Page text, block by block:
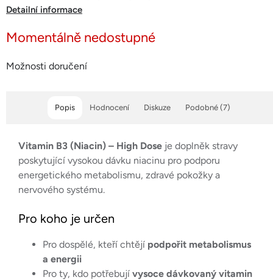
Momentálně nedostupné
Možnosti doručení
Detailní informace
Popis Podobné (7)
Hodnocení Diskuze
Vitamin B3 (Niacin) – High Dose je doplněk stravy
poskytující vysokou dávku niacinu pro podporu
energetického metabolismu, zdravé pokožky a
nervového systému.
Pro koho je určen
Pro dospělé, kteří chtějí podpořit metabolismus
a energii
Pro ty, kdo potřebují vysoce dávkovaný vitamin